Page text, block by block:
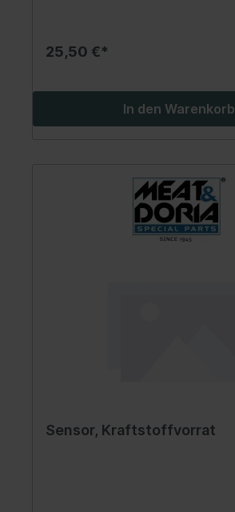
25,50 €*
In den Warenkorb
Sensor, Kraftstoffvorrat